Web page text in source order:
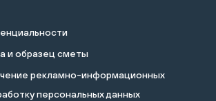
и образец сметы
рекламно-информационных
персональных данных